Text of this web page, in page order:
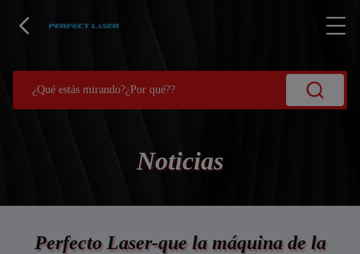
Noticias
Perfecto Laser-que la máquina de la